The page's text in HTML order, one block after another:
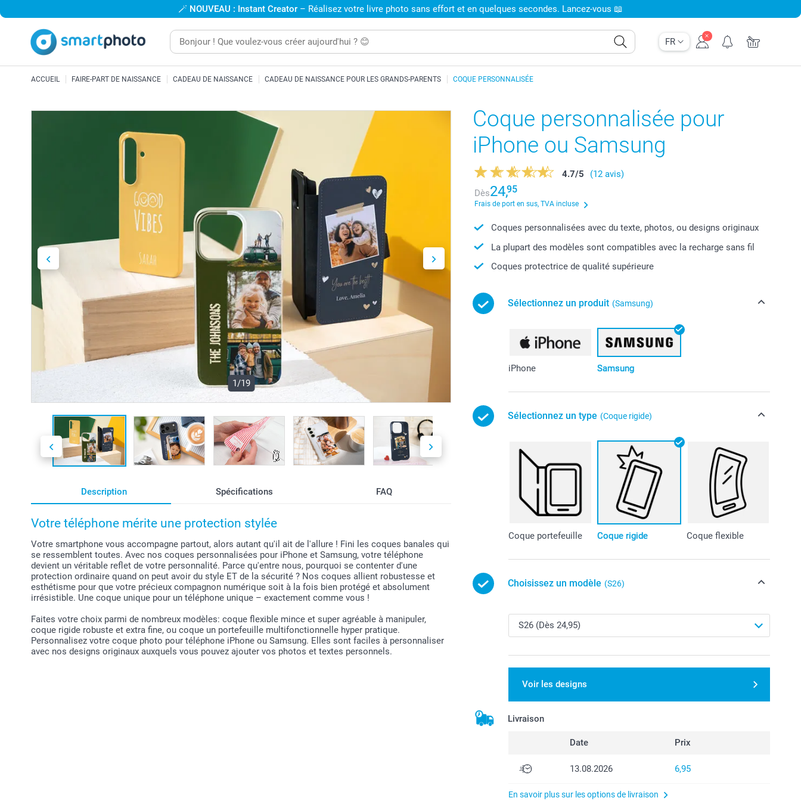
FR
🪄 NOUVEAU : Instant Creator – Réalisez votre livre photo sans effort et en quelques secondes. Lancez-vous 📖
ACCUEIL FAIRE-PART DE NAISSANCE CADEAU DE NAISSANCE CADEAU DE NAISSANCE POUR LES GRANDS-PARENTS COQUE PERSONNALISÉE
1/19
Description Spécifications FAQ
Votre téléphone mérite une protection stylée
Votre smartphone vous accompagne partout, alors autant qu'il ait de l'allure ! Fini les coques banales qui
se ressemblent toutes. Avec nos coques personnalisées pour iPhone et Samsung, votre téléphone
devient un véritable reflet de votre personnalité. Parce qu'entre nous, pourquoi se contenter d'une
protection ordinaire quand on peut avoir du style ET de la sécurité ? Nos coques allient robustesse et
esthétisme pour que votre précieux compagnon numérique soit à la fois bien protégé et absolument
irrésistible. Une coque unique pour un téléphone unique – exactement comme vous !
Faites votre choix parmi de nombreux modèles: coque flexible mince et super agréable à manipuler,
coque rigide robuste et extra fine, ou coque un portefeuille multifonctionnelle hyper pratique.
Personnalisez votre coque photo pour téléphone iPhone ou Samsung. Elles sont faciles à personnaliser
avec nos designs originaux auxquels vous pouvez ajouter vos photos et textes personnels.
Coque personnalisée pour
iPhone ou Samsung
4.7/5
(12 avis)
Dès24,95
Frais de port en sus, TVA incluse
Coques personnalisées avec du texte, photos, ou designs originaux
La plupart des modèles sont compatibles avec la recharge sans fil
Coques protectrice de qualité supérieure
Sélectionnez un produit (Samsung)
iPhone Samsung
Sélectionnez un type (Coque rigide)
Coque portefeuille Coque rigide Coque flexible
Choisissez un modèle (S26)
Voir les designs
Livraison
Date Prix
13.08.2026 6,95
En savoir plus sur les options de livraison